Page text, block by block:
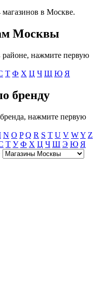
в Москве.
Москвы
районе, нажмите первую
Т Ф Х Ц Ч Щ Ю Я
бренду
нажмите первую
N O P Q R S T U V WY Z
Т У Ф Х Ц Ч Ш Э Ю Я